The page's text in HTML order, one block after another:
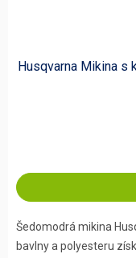
Husqvarna Mikina s
Šedomodrá mikina
bavlny a polyesteru